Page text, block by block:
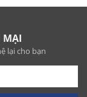
MẠI
lại cho bạn